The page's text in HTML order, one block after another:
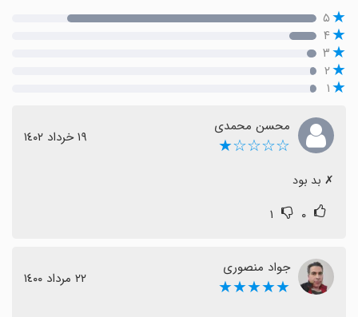
۵
۴
۳
۲
۱
محسن محمدی
☆☆☆☆★ ١٩ خرداد ١٤٠٢
‏✗ بد بود
۰ ۱
جواد منصوری
★★★★★ ٢٢ مرداد ١٤٠٠